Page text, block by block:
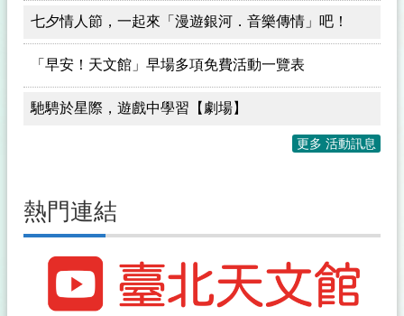
七夕情人節，一起來「漫遊銀河．音樂傳情」吧！
「早安！天文館」早場多項免費活動一覽表
馳騁於星際，遊戲中學習【劇場】
更多 活動訊息
熱門連結